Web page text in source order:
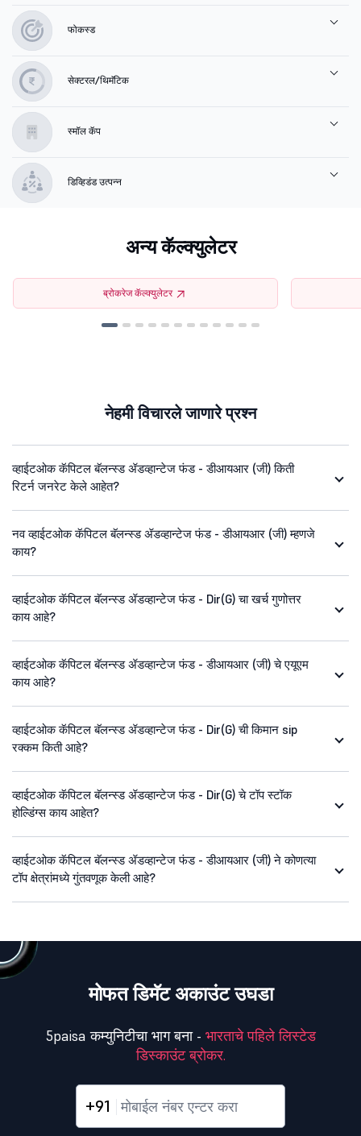
फोकस्ड
सेक्टरल/थिमॅटिक
स्मॉल कॅप
डिव्हिडंड उत्पन्न
अन्य कॅल्क्युलेटर
ब्रोकरेज कॅल्क्युलेटर
नेहमी विचारले जाणारे प्रश्न
व्हाईटओक कॅपिटल बॅलन्स्ड ॲडव्हान्टेज फंड - डीआयआर (जी) किती
रिटर्न जनरेट केले आहेत?
नव व्हाईटओक कॅपिटल बॅलन्स्ड ॲडव्हान्टेज फंड - डीआयआर (जी) म्हणजे
काय?
व्हाईटओक कॅपिटल बॅलन्स्ड ॲडव्हान्टेज फंड - Dir(G) चा खर्च गुणोत्तर
काय आहे?
व्हाईटओक कॅपिटल बॅलन्स्ड ॲडव्हान्टेज फंड - डीआयआर (जी) चे एयूएम
काय आहे?
व्हाईटओक कॅपिटल बॅलन्स्ड ॲडव्हान्टेज फंड - Dir(G) ची किमान sip
रक्कम किती आहे?
व्हाईटओक कॅपिटल बॅलन्स्ड ॲडव्हान्टेज फंड - Dir(G) चे टॉप स्टॉक
होल्डिंग्स काय आहेत?
व्हाईटओक कॅपिटल बॅलन्स्ड ॲडव्हान्टेज फंड - डीआयआर (जी) ने कोणत्या
टॉप क्षेत्रांमध्ये गुंतवणूक केली आहे?
मोफत डिमॅट अकाउंट उघडा
5paisa कम्युनिटीचा भाग बना - भारताचे पहिले लिस्टेड
डिस्काउंट ब्रोकर.
+91